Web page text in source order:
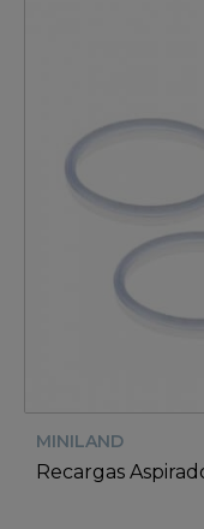
MINILAND
Recargas